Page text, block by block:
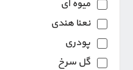
میوه ای
نعنا هندی
پودری
گل سرخ